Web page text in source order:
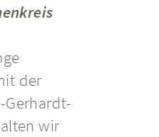
der
Gerhardt-
wir